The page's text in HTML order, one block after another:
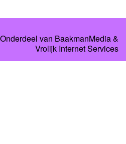
van BaakmanMedia&
Vrolijk Internet Services